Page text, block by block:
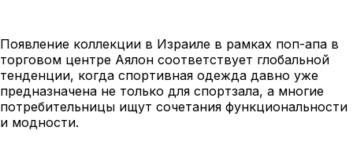
Появление коллекции в Израиле в рамках поп-апа в
торговом центре Аялон соответствует глобальной
тенденции, когда спортивная одежда давно уже
предназначена не только для спортзала, а многие
потребительницы ищут сочетания функциональности
и модности.